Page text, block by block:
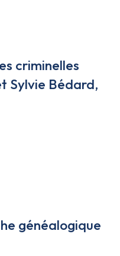
criminelles
Sylvie Bédard,
généalogique